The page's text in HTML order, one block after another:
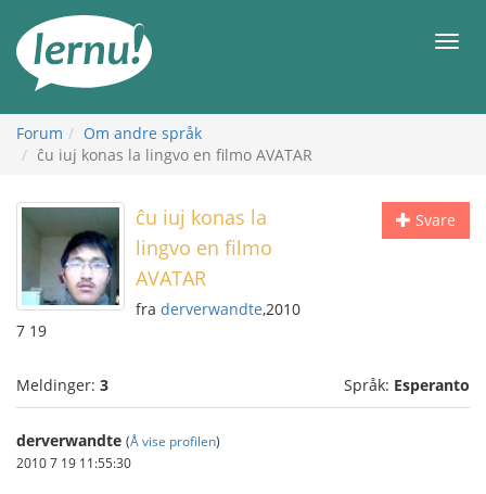
innholdet
Meny
Forum
Om andre språk
ĉu iuj konas la lingvo en filmo AVATAR
Svare
ĉu iuj konas la
lingvo en filmo
AVATAR
fra derverwandte,2010
7 19
Meldinger: 3 Språk: Esperanto
derverwandte (Å vise profilen)
2010 7 19 11:55:30